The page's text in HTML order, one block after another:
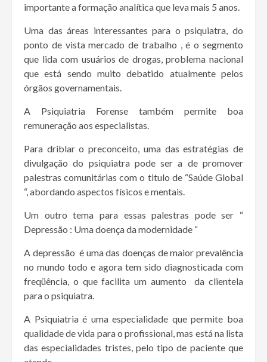
importante a formação analítica que leva mais 5 anos.
Uma das áreas interessantes para o psiquiatra, do
ponto de vista mercado de trabalho , é o segmento
que lida com usuários de drogas, problema nacional
que está sendo muito debatido atualmente pelos
órgãos governamentais.
A Psiquiatria Forense também permite boa
remuneração aos especialistas.
Para driblar o preconceito, uma das estratégias de
divulgação do psiquiatra pode ser a de promover
palestras comunitárias com o titulo de “Saúde Global
“, abordando aspectos físicos e mentais.
Um outro tema para essas palestras pode ser “
Depressão : Uma doença da modernidade “
A depressão é uma das doenças de maior prevalência
no mundo todo e agora tem sido diagnosticada com
freqüência, o que facilita um aumento da clientela
para o psiquiatra.
A Psiquiatria é uma especialidade que permite boa
qualidade de vida para o profissional, mas está na lista
das especialidades tristes, pelo tipo de paciente que